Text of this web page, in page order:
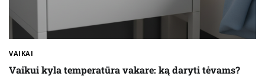
VAIKAI
Vaikui kyla temperatūra vakare: ką daryti tėvams?